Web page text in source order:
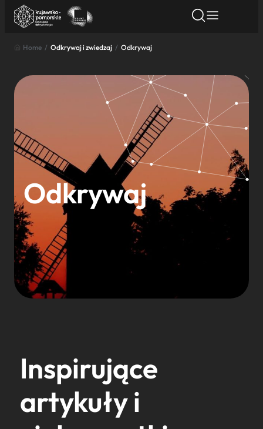
Znajdź atrakcję
Miasto
Kategoria
Wyszukaj
Home / Odkrywaj i zwiedzaj / Odkrywaj
Odkrywaj
Inspirujące
artykuły i